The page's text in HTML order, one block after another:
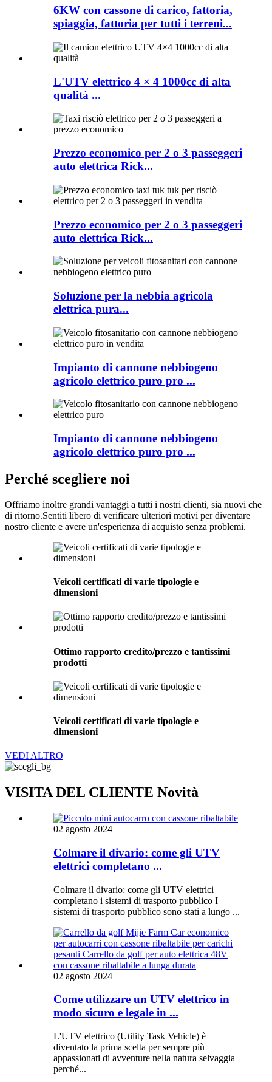
6KW con cassone di carico, fattoria,
spiaggia, fattoria per tutti i terreni...
L'UTV elettrico 4 × 4 1000cc di alta
qualità ...
Prezzo economico per 2 o 3 passeggeri
auto elettrica Rick...
Prezzo economico per 2 o 3 passeggeri
auto elettrica Rick...
Soluzione per la nebbia agricola
elettrica pura...
Impianto di cannone nebbiogeno
agricolo elettrico puro pro ...
Impianto di cannone nebbiogeno
agricolo elettrico puro pro ...
Perché scegliere noi
Offriamo inoltre grandi vantaggi a tutti i nostri clienti, sia nuovi che
di ritorno.Sentiti libero di verificare ulteriori motivi per diventare
nostro cliente e avere un'esperienza di acquisto senza problemi.
Veicoli certificati di varie tipologie e
dimensioni
Ottimo rapporto credito/prezzo e tantissimi
prodotti
Veicoli certificati di varie tipologie e
dimensioni
VEDI ALTRO
VISITA DEL CLIENTE Novità
02 agosto 2024
Colmare il divario: come gli UTV
elettrici completano ...
Colmare il divario: come gli UTV elettrici
completano i sistemi di trasporto pubblico I
sistemi di trasporto pubblico sono stati a lungo ...
02 agosto 2024
Come utilizzare un UTV elettrico in
modo sicuro e legale in ...
L'UTV elettrico (Utility Task Vehicle) è
diventato la prima scelta per sempre più
appassionati di avventure nella natura selvaggia
perché...